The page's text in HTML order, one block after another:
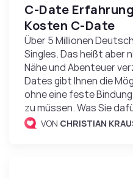
C-Date
Kosten C-Date
Über 5 Millionen
Singles. Das heißt aber
Nähe und Abenteuer
Dates gibt Ihnen die
ohne eine feste
zu müssen. Was Sie
VON CHRISTIAN